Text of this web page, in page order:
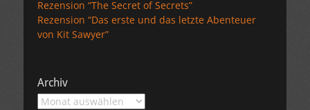
Rezension “The Secret of Secrets”
Rezension “Das erste und das letzte Abenteuer
von Kit Sawyer”
Archiv
Archiv